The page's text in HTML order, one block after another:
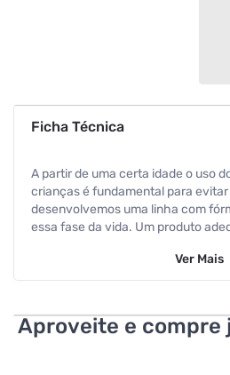
Ficha Técnica
A partir de uma certa idade o uso
crianças é fundamental para evitar
desenvolvemos uma linha com
essa fase da vida. Um produto
melhora a hidratação da pele
Volume
Ver Mais
Aproveite e compre